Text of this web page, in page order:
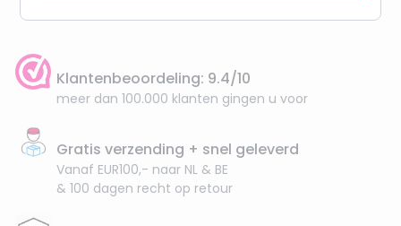
Klantenbeoordeling: 9.4/10
meer dan 100.000 klanten gingen u voor
Gratis verzending + snel geleverd
Vanaf EUR100,- naar NL & BE
& 100 dagen recht op retour